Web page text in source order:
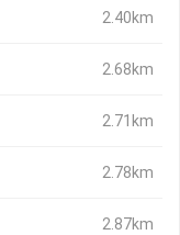
2.40km
2.68km
2.71km
2.78km
2.87km